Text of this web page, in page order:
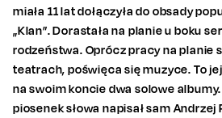
miała 11 lat dołączyła do obsady
„Klan”. Dorastała na planie u boku
rodzeństwa. Oprócz pracy na planie
teatrach, poświęca się muzyce. To
na swoim koncie dwa solowe
piosenek słowa napisał sam Andrzej